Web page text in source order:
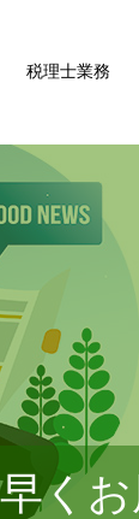
税理士業務
く